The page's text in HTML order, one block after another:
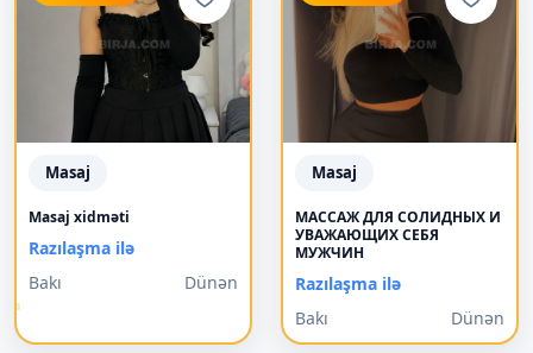
Masaj
Masaj xidməti
Razılaşma ilə
Bakı
Dünən
Masaj
МАССАЖ ДЛЯ СОЛИДНЫХ И
УВАЖАЮЩИХ СЕБЯ
МУЖЧИН
Razılaşma ilə
Bakı
Dünən